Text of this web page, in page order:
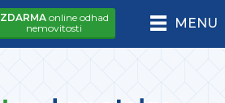
MENU
ZDARMAonline odhad
nemovitosti